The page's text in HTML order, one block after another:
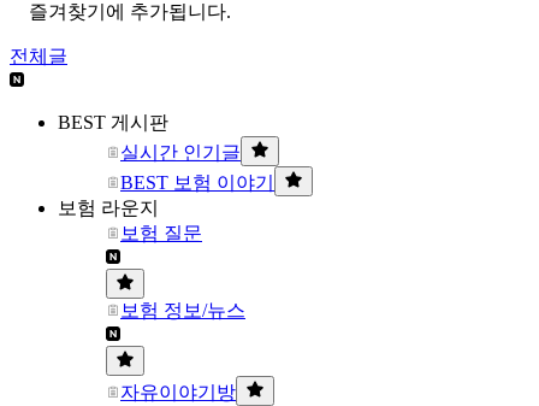
즐겨찾기에 추가됩니다.
전체글
BEST 게시판
실시간 인기글
BEST 보험 이야기
보험 라운지
보험 질문
보험 정보/뉴스
자유이야기방